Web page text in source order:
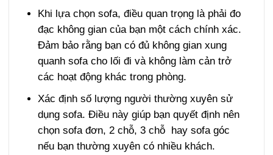
Khi lựa chọn sofa, điều quan trọng là phải đo
đạc không gian của bạn một cách chính xác.
Đảm bảo rằng bạn có đủ không gian xung
quanh sofa cho lối đi và không làm cản trở
các hoạt động khác trong phòng.
Xác định số lượng người thường xuyên sử
dụng sofa. Điều này giúp bạn quyết định nên
chọn sofa đơn, 2 chỗ, 3 chỗ hay sofa góc
nếu bạn thường xuyên có nhiều khách.